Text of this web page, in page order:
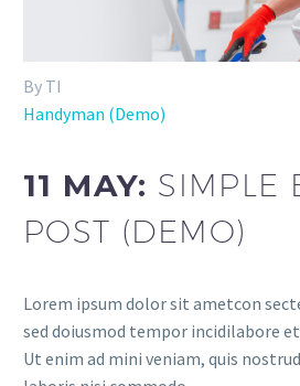
By TI
Handyman (Demo)
11 MAY: SIMPLE
POST (DEMO)
Lorem ipsum dolor sit ametcon
sed doiusmod tempor incidilabore
Ut enim ad mini veniam, quis